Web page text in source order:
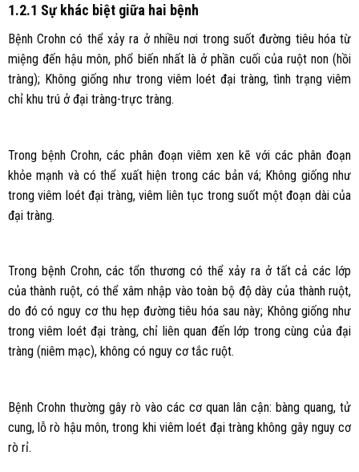
1.2.1 Sự khác biệt giữa hai bệnh
Bệnh Crohn có thể xảy ra ở nhiều nơi trong suốt đường tiêu hóa từ
miệng đến hậu môn, phổ biến nhất là ở phần cuối của ruột non (hồi
tràng); Không giống như trong viêm loét đại tràng, tình trạng viêm
chỉ khu trú ở đại tràng-trực tràng.
Trong bệnh Crohn, các phân đoạn viêm xen kẽ với các phân đoạn
khỏe mạnh và có thể xuất hiện trong các bản vá; Không giống như
trong viêm loét đại tràng, viêm liên tục trong suốt một đoạn dài của
đại tràng.
Trong bệnh Crohn, các tổn thương có thể xảy ra ở tất cả các lớp
của thành ruột, có thể xâm nhập vào toàn bộ độ dày của thành ruột,
do đó có nguy cơ thu hẹp đường tiêu hóa sau này; Không giống như
trong viêm loét đại tràng, chỉ liên quan đến lớp trong cùng của đại
tràng (niêm mạc), không có nguy cơ tắc ruột.
Bệnh Crohn thường gây rò vào các cơ quan lân cận: bàng quang, tử
cung, lỗ rò hậu môn, trong khi viêm loét đại tràng không gây nguy cơ
rò rỉ.